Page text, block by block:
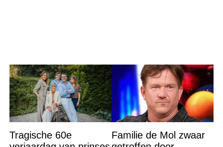
Tragische 60e
Familie de Mol zwaar